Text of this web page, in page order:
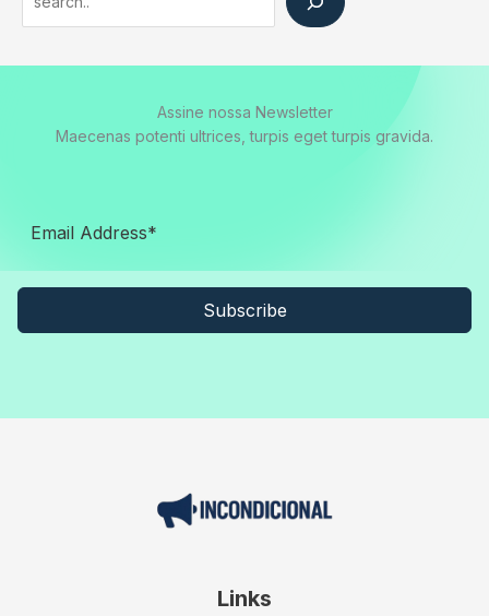
Assine nossa Newsletter
Maecenas potenti ultrices, turpis eget turpis gravida.
Subscribe
Links